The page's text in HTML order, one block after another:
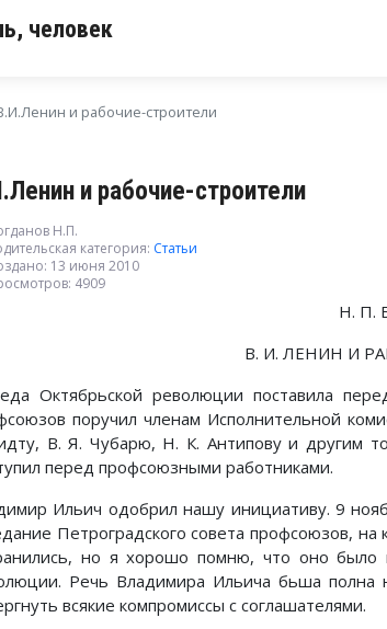
человек
и рабочие-строители
и рабочие-строители
Н.П.
категория: Статьи
13 июня 2010
4909
Н. П.
В. И. ЛЕНИН И
Октябрьской революции поставила
поручил членам Исполнительной
В. Я. Чубарю, Н. К. Антипову и другим
перед профсоюзными работниками.
Ильич одобрил нашу инициативу. 9
Петроградского совета профсоюзов,
но я хорошо помню, что оно было
Речь Владимира Ильича бьша полна
всякие компромиссы с соглашателями.